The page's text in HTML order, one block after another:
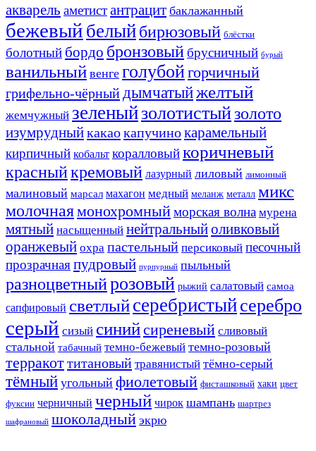
акварель аметистантрацит баклажанный
бежевый белыйбирюзовый блёстки
болотный бордо бронзовыйбрусничный бурый
ванильный венге голубойгорчичный
грифельно-чёрный дымчатыйжелтый
жемчужный зеленыйзолотистыйзолото
изумрудныйкакаокапучинокарамельный
кирпичный кобальт коралловыйкоричневый
красныйкремовый лазурный лиловый лимонный
малиновый марсал махагон медный меланж металл микс
молочнаямонохромныйморская волна мурена
мятный насыщенный нейтральныйоливковый
оранжевый охра пастельный персиковый песочный
прозрачнаяпудровый пурпурный пыльный
разноцветныйрозовый рыжий салатовый самоа
сапфировый светлыйсеребристыйсеребро
серый сизый синийсиреневый сливовый
стальной табачный темно-бежевый темно-розовый
терракоттитановый травянистый тёмно-серый
тёмный угольный фиолетовый фисташковый хаки цвет
фуксии черничный черный чирок шампань шартрез
шафрановый шоколадный экрю